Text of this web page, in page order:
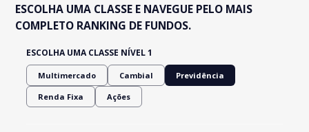
ESCOLHA UMA CLASSE E NAVEGUE PELO MAIS
COMPLETO RANKING DE FUNDOS.
ESCOLHA UMA CLASSE NÍVEL 1
Multimercado Cambial Previdência
Renda Fixa Ações